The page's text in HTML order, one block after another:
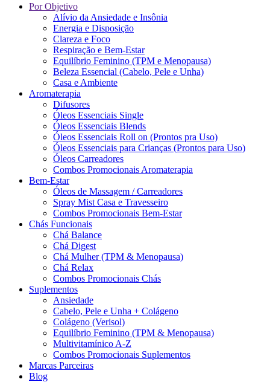
Por Objetivo
Alívio da Ansiedade e Insônia
Energia e Disposição
Clareza e Foco
Respiração e Bem-Estar
Equilíbrio Feminino (TPM e Menopausa)
Beleza Essencial (Cabelo, Pele e Unha)
Casa e Ambiente
Aromaterapia
Difusores
Óleos Essenciais Single
Óleos Essenciais Blends
Óleos Essenciais Roll on (Prontos pra Uso)
Óleos Essenciais para Crianças (Prontos para Uso)
Óleos Carreadores
Combos Promocionais Aromaterapia
Bem-Estar
Óleos de Massagem / Carreadores
Spray Mist Casa e Travesseiro
Combos Promocionais Bem-Estar
Chás Funcionais
Chá Balance
Chá Digest
Chá Mulher (TPM & Menopausa)
Chá Relax
Combos Promocionais Chás
Suplementos
Ansiedade
Cabelo, Pele e Unha + Colágeno
Colágeno (Verisol)
Equilíbrio Feminino (TPM & Menopausa)
Multivitamínico A-Z
Combos Promocionais Suplementos
Marcas Parceiras
Blog